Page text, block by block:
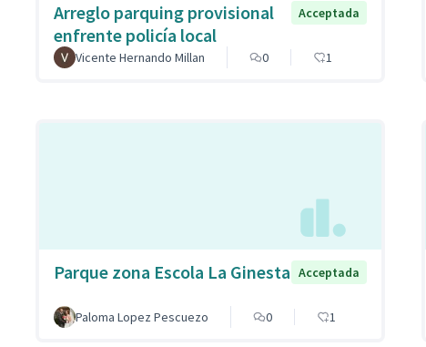
Arreglo parquing provisional
enfrente policía local
Acceptada
Vicente Hernando Millan 0 1
Parque zona Escola La Ginesta Acceptada
Paloma Lopez Pescuezo 0 1